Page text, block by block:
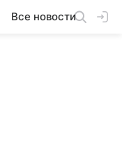
Все новости